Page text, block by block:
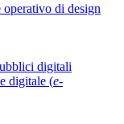
operativo di design
digitali
digitale (e-